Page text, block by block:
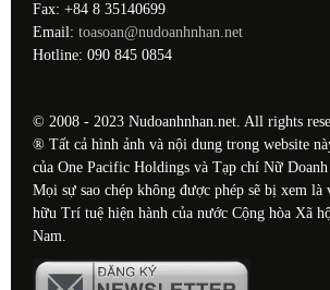
Fax: +84 8 35140699
Email: toasoan@nudoanhnhan.net
Hotline: 090 845 0854
© 2008 - 2023 Nudoanhnhan.net. All rights
® Tất cả hình ảnh và nội dung trong website
của One Pacific Holdings và Tạp chí Nữ Doanh
Mọi sự sao chép không được phép sẽ bị xem là
hữu Trí tuệ hiện hành của nước Cộng hòa Xã
Nam.